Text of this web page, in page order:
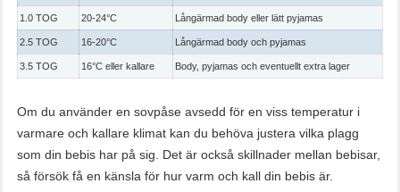
1.0 TOG 20-24°C Långärmad body eller lätt pyjamas
2.5 TOG 16-20°C Långärmad body och pyjamas
3.5 TOG 16°C eller kallare Body, pyjamas och eventuellt extra lager
Om du använder en sovpåse avsedd för en viss temperatur i
varmare och kallare klimat kan du behöva justera vilka plagg
som din bebis har på sig. Det är också skillnader mellan bebisar,
så försök få en känsla för hur varm och kall din bebis är.